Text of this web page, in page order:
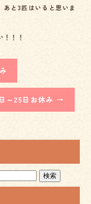
あと3匹はいると思いま
！！
～25日お休み →